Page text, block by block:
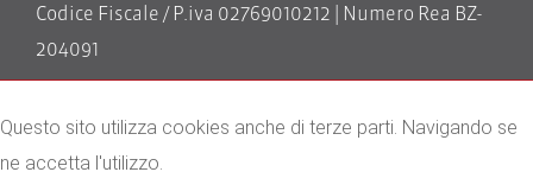
Codice Fiscale / P.iva 02769010212 | Numero Rea BZ-
204091
impressum
privacy policy
Questo sito utilizza cookies anche di terze parti. Navigando se
ne accetta l'utilizzo.